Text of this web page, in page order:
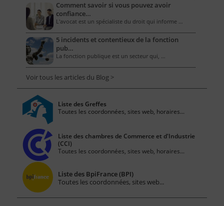
Comment savoir si vous pouvez avoir
confiance…
L'avocat est un spécialiste du droit qui informe …
5 incidents et contentieux de la fonction
pub…
La fonction publique est un secteur qui, …
Voir tous les articles du Blog >
Liste des Greffes
Toutes les coordonnées, sites web, horaires...
Liste des chambres de Commerce et d'Industrie
(CCI)
Toutes les coordonnées, sites web, horaires...
Liste des BpiFrance (BPI)
Toutes les coordonnées, sites web...